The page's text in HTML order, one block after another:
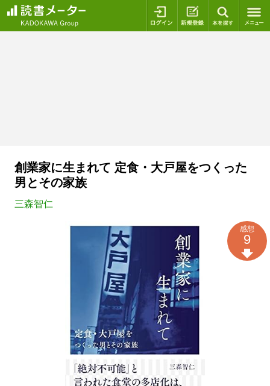
ログイン 新規登録
創業家に生まれて 定食・大戸屋をつくった
男とその家族
三森智仁
感想
9